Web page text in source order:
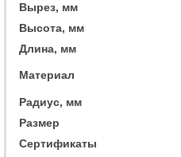
Вырез, мм
Высота, мм
Длина, мм
Материал
Радиус, мм
Размер
Сертификаты